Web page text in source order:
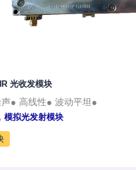
光收发模块
● 高线性● 波动平坦●
模拟光发射模块